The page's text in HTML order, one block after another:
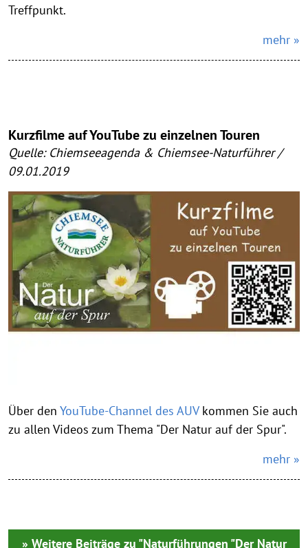
Treffpunkt.
mehr »
Kurzfilme auf YouTube zu einzelnen Touren
Quelle: Chiemseeagenda & Chiemsee-Naturführer /
09.01.2019
Über den YouTube-Channel des AUVkommen Sie auch
zu allen Videos zum Thema "Der Natur auf der Spur".
mehr »
» Weitere Beiträge zu "Naturführungen "Der Natur